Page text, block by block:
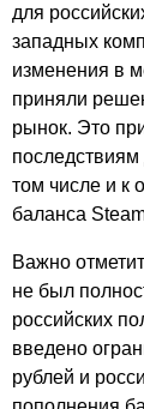
для
западных
изменения в
приняли
рынок. Это
последствиям
том числе и к
баланса
Важно
не был
российских
введено
рублей и